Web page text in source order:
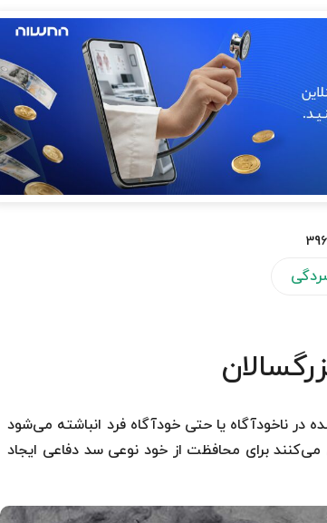
در ناخودآگاه یا حتی خودآگاه فرد انباشته می‌شود
برای محافظت از خود نوعی سد دفاعی ایجاد